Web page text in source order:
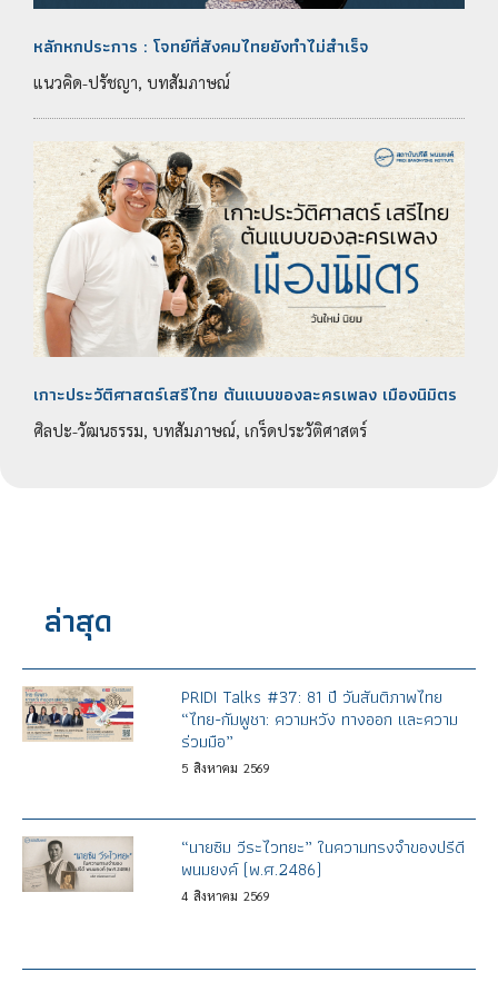
หลักหกประการ : โจทย์ที่สังคมไทยยังทำไม่สำเร็จ
แนวคิด-ปรัชญา, บทสัมภาษณ์
เกาะประวัติศาสตร์เสรีไทย ต้นแบบของละครเพลง เมืองนิมิตร
ศิลปะ-วัฒนธรรม, บทสัมภาษณ์, เกร็ดประวัติศาสตร์
ล่าสุด
PRIDI Talks #37: 81 ปี วันสันติภาพไทย
“ไทย-กัมพูชา: ความหวัง ทางออก และความ
ร่วมมือ”
5 สิงหาคม 2569
“นายซิม วีระไวทยะ” ในความทรงจำของปรีดี
พนมยงค์ (พ.ศ.2486)
4 สิงหาคม 2569